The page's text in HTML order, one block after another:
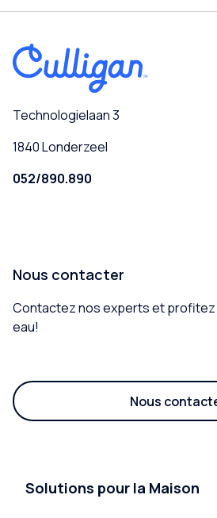
Technologielaan 3
1840 Londerzeel
052/890.890
Nous contacter
Contactez nos experts et profitez
eau!
Nous
Solutions pour la Maison